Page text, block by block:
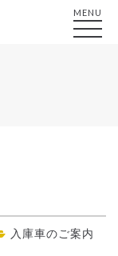
MENU
入庫車のご案内